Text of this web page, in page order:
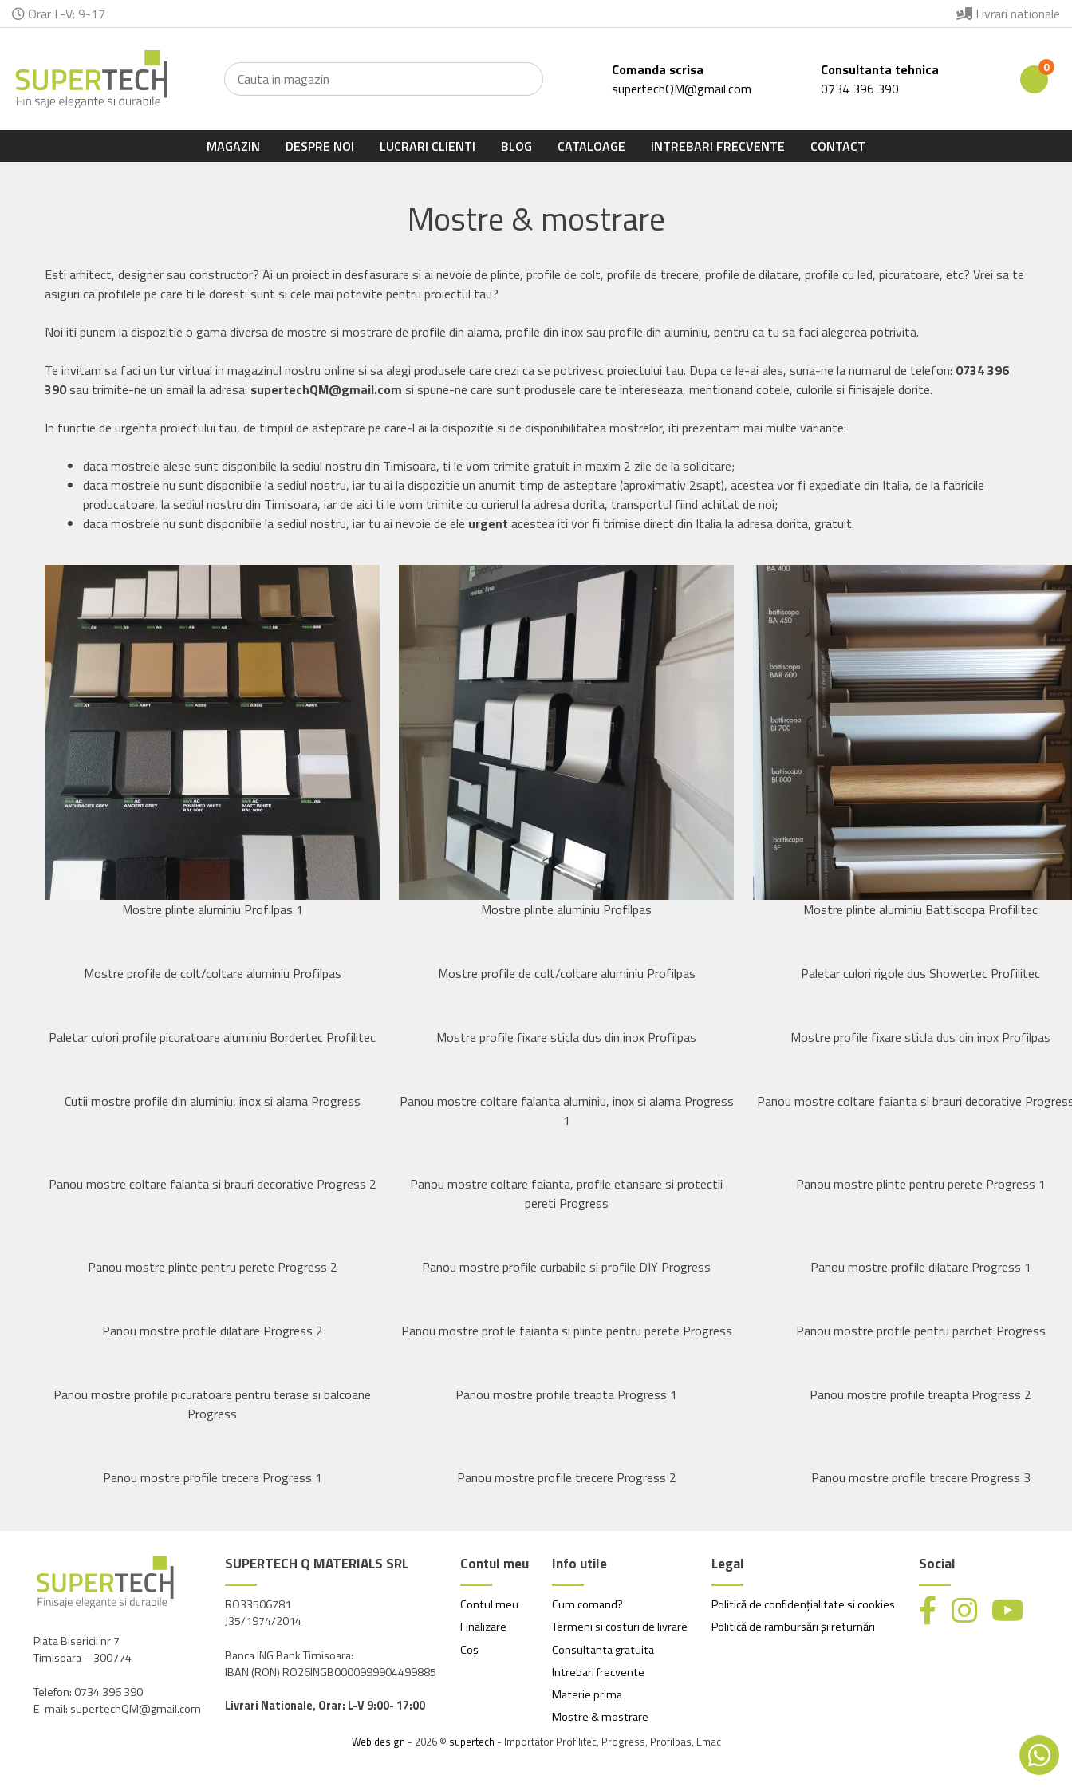
Orar L-V: 9-17 Livrari nationale
Comanda scrisa
supertechQM@gmail.com
Consultanta tehnica
0734 396 390
0
MAGAZIN DESPRE NOI LUCRARI CLIENTI BLOG CATALOAGE INTREBARI FRECVENTE CONTACT
Mostre & mostrare
Esti arhitect, designer sau constructor? Ai un proiect in desfasurare si ai nevoie de plinte, profile de colt, profile de trecere, profile de dilatare, profile cu led, picuratoare, etc? Vrei sa te
asiguri ca profilele pe care ti le doresti sunt si cele mai potrivite pentru proiectul tau?
Noi iti punem la dispozitie o gama diversa de mostre si mostrare de profile din alama, profile din inox sau profile din aluminiu, pentru ca tu sa faci alegerea potrivita.
Te invitam sa faci un tur virtual in magazinul nostru online si sa alegi produsele care crezi ca se potrivesc proiectului tau. Dupa ce le-ai ales, suna-ne la numarul de telefon: 0734 396
390sau trimite-ne un email la adresa: supertechQM@gmail.com si spune-ne care sunt produsele care te intereseaza, mentionand cotele, culorile si finisajele dorite.
In functie de urgenta proiectului tau, de timpul de asteptare pe care-l ai la dispozitie si de disponibilitatea mostrelor, iti prezentam mai multe variante:
daca mostrele alese sunt disponibile la sediul nostru din Timisoara, ti le vom trimite gratuit in maxim 2 zile de la solicitare;
daca mostrele nu sunt disponibile la sediul nostru, iar tu ai la dispozitie un anumit timp de asteptare (aproximativ 2sapt), acestea vor fi expediate din Italia, de la fabricile
producatoare, la sediul nostru din Timisoara, iar de aici ti le vom trimite cu curierul la adresa dorita, transportul fiind achitat de noi;
daca mostrele nu sunt disponibile la sediul nostru, iar tu ai nevoie de ele urgent acestea iti vor fi trimise direct din Italia la adresa dorita, gratuit.
Mostre plinte aluminiu Profilpas 1 Mostre plinte aluminiu Profilpas Mostre plinte aluminiu Battiscopa Profilitec
Mostre profile de colt/coltare aluminiu Profilpas Mostre profile de colt/coltare aluminiu Profilpas Paletar culori rigole dus Showertec Profilitec
Paletar culori profile picuratoare aluminiu Bordertec Profilitec Mostre profile fixare sticla dus din inox Profilpas Mostre profile fixare sticla dus din inox Profilpas
Cutii mostre profile din aluminiu, inox si alama Progress
Panou mostre coltare faianta aluminiu, inox si alama Progress
1
Panou mostre coltare faianta si brauri decorative
Panou mostre coltare faianta si brauri decorative Progress 2
Panou mostre coltare faianta, profile etansare si protectii
pereti Progress
Panou mostre plinte pentru perete Progress 1
Panou mostre plinte pentru perete Progress 2 Panou mostre profile curbabile si profile DIY Progress Panou mostre profile dilatare Progress 1
Panou mostre profile dilatare Progress 2 Panou mostre profile faianta si plinte pentru perete Progress Panou mostre profile pentru parchet Progress
Panou mostre profile picuratoare pentru terase si balcoane
Progress
Panou mostre profile treapta Progress 1 Panou mostre profile treapta Progress 2
Panou mostre profile trecere Progress 1 Panou mostre profile trecere Progress 2 Panou mostre profile trecere Progress 3
Piata Bisericii nr 7
Timisoara – 300774
Telefon: 0734 396 390
E-mail: supertechQM@gmail.com
SUPERTECH Q MATERIALS SRL
RO33506781
J35/1974/2014
Banca ING Bank Timisoara:
IBAN (RON) RO26INGB0000999904499885
Livrari Nationale, Orar: L-V 9:00- 17:00
Contul meu
Contul meu
Finalizare
Coș
Info utile
Cum comand?
Termeni si costuri de livrare
Consultanta gratuita
Intrebari frecvente
Materie prima
Mostre & mostrare
Legal
Politică de confidențialitate si cookies
Politică de rambursări și returnări
Social
Web design - 2026 © supertech - Importator Profilitec, Progress, Profilpas, Emac